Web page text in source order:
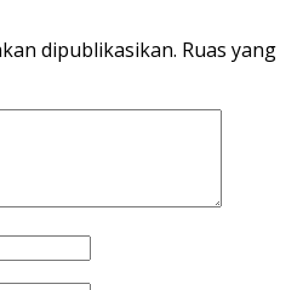
dipublikasikan. Ruas yang